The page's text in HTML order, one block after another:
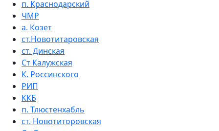
п. Краснодарский
ЧМР
а. Козет
ст.Новотитаровская
ст. Динская
Ст Калужская
К. Россинского
РИП
ККБ
п. Тлюстенхабль
ст. Новотиторовская